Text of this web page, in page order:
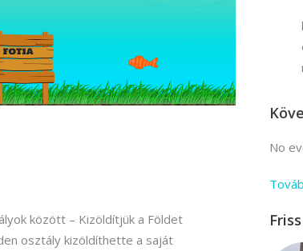
között – Kizöldítjük a Földet
osztály kizöldíthette a saját
No